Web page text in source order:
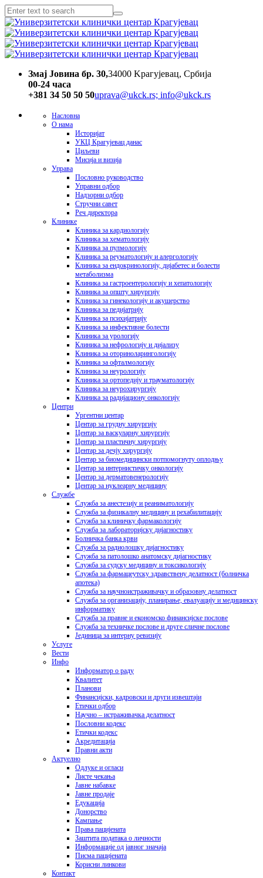
Змај Јовина бр. 30,34000 Kрагујевац, Србија
00-24 часa
+381 34 50 50 50uprava@ukck.rs; info@ukck.rs
Насловна
О нама
Историјат
УКЦ Крагујевац данас
Циљеви
Мисија и визија
Управа
Пословно руководство
Управни одбор
Надзорни одбор
Стручни савет
Реч директора
Клинике
Клиника за кардиологију
Клиника за хематологију
Клиника за пулмологију
Клиника за реуматологију и алергологију
Клиника за ендокринологију, дијабетес и болести
метаболизма
Клиника за гастроентерологију и хепатологију
Клиника за општу хирургију
Клиника за гинекологију и акушерство
Клиника за педијатрију
Клиника за психијатрију
Клиника за инфективне болести
Клиника за урологију
Клиника за нефрологију и дијализу
Клиника за оториноларингологију
Клиника за офталмологију
Клиника за неурологију
Клиника за ортопедију и трауматологију
Клиника за неурохирургију
Клиника за радијациону онкологију
Центри
Ургентни центар
Центар за грудну хирургију
Центар за васкуларну хирургију
Центар за пластичну хирургију
Центар за дечју хирургију
Центар за биомедицински потпомогнуту оплодњу
Центар за интернистичку онкологију
Центар за дерматовенерологију
Центар за нуклеарну медицину
Службе
Служба за анестезију и реаниматологију
Служба за физикалну медицину и рехабилитацију
Служба за клиничку фармакологију
Служба за лабораторијску дијагностику
Болничка банка крви
Служба за радиолошку дијагностику
Служба за патолошко анатомску дијагностику
Служба за судску медицину и токсикологију
Служба за фармацеутску здравствену делатност (болничка
апотека)
Служба за научноистраживачку и образовну делатност
Служба за организацију, планирање, евалуацију и медицинску
информатику
Служба за правне и економско финансијске послове
Служба за техничке послове и друге сличне послове
Јединица за интерну ревизију
Услуге
Вести
Инфо
Информатор о раду
Квалитет
Планови
Финансијски, кадровски и други извештаји
Етички одбор
Научно – истраживачка делатност
Пословни кодекс
Етички кодекс
Акредитација
Правни акти
Актуелно
Одлуке и огласи
Листе чекања
Јавне набавке
Јавне продаје
Едукација
Донорство
Кампање
Права пацијената
Заштита података o личности
Информације од јавног значаја
Писма пацијената
Корисни линкови
Контакт